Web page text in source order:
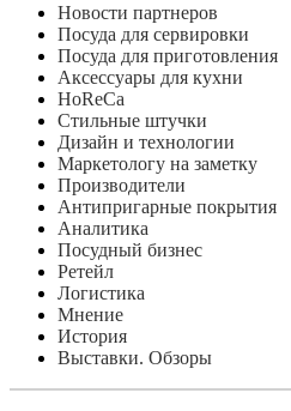
Новости партнеров
Посуда для сервировки
Посуда для приготовления
Аксессуары для кухни
HoReCa
Стильные штучки
Дизайн и технологии
Маркетологу на заметку
Производители
Антипригарные покрытия
Аналитика
Посудный бизнес
Ретейл
Логистика
Мнение
История
Выставки. Обзоры